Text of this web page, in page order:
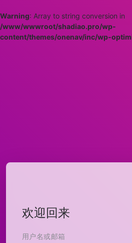
Warning: Array to string conversion in
/www/wwwroot/shadiao.pro/wp-
content/themes/onenav/inc/wp-
欢迎回来